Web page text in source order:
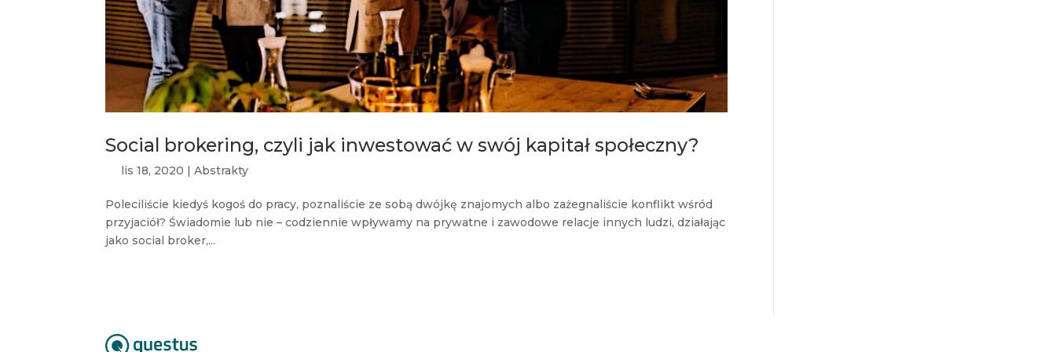
Social brokering, czyli jak inwestować w swój kapitał społeczny?
lis 18, 2020 |Abstrakty
Poleciliście kiedyś kogoś do pracy, poznaliście ze sobą dwójkę znajomych albo zażegnaliście konflikt wśród
przyjaciół? Świadomie lub nie – codziennie wpływamy na prywatne i zawodowe relacje innych ludzi, działając
jako social broker,...